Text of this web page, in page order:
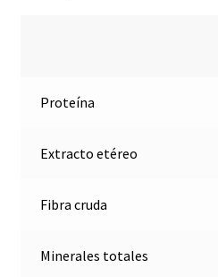
Proteína
Extracto etéreo
Fibra cruda
Minerales totales